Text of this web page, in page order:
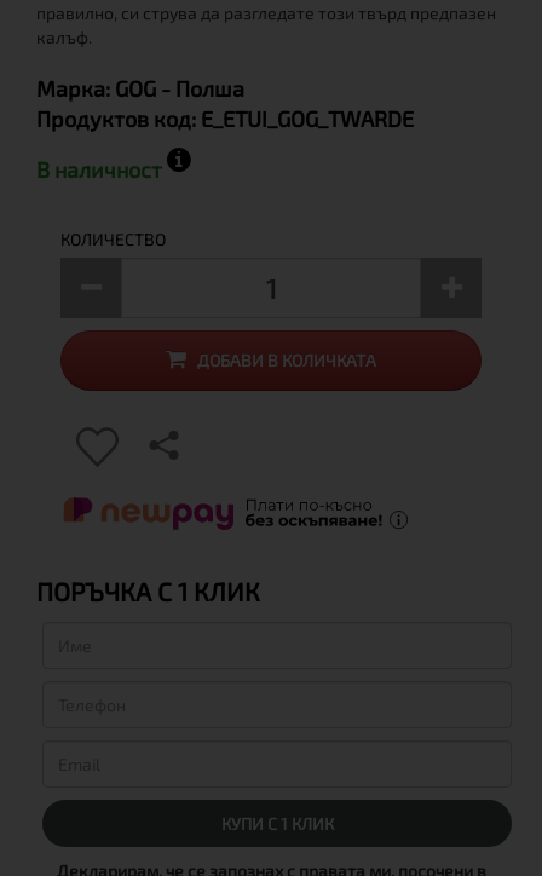
правилно, си струва да разгледате този твърд предпазен
калъф.
Марка: GOG - Полша
Продуктов код: E_ETUI_GOG_TWARDE
В наличност
КОЛИЧЕСТВО
ДОБАВИ В КОЛИЧКАТА
ПОРЪЧКА С 1 КЛИК
КУПИ С 1 КЛИК
Декларирам, че се запознах с правата ми, посочени в